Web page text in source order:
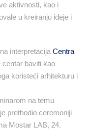
aktivnosti, kao i
u kreiranju ideje i
interpretacija Centra
baviti kao
koristeći arhitekturu i
na temu
prethodio ceremoniji
Mostar LAB, 24.